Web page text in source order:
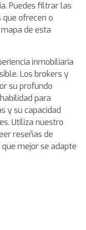
Puedes filtrar las
ofrecen o
de esta
inmobiliaria
Los brokers y
su profundo
para
y su capacidad
Utiliza nuestro
reseñas de
mejor se adapte